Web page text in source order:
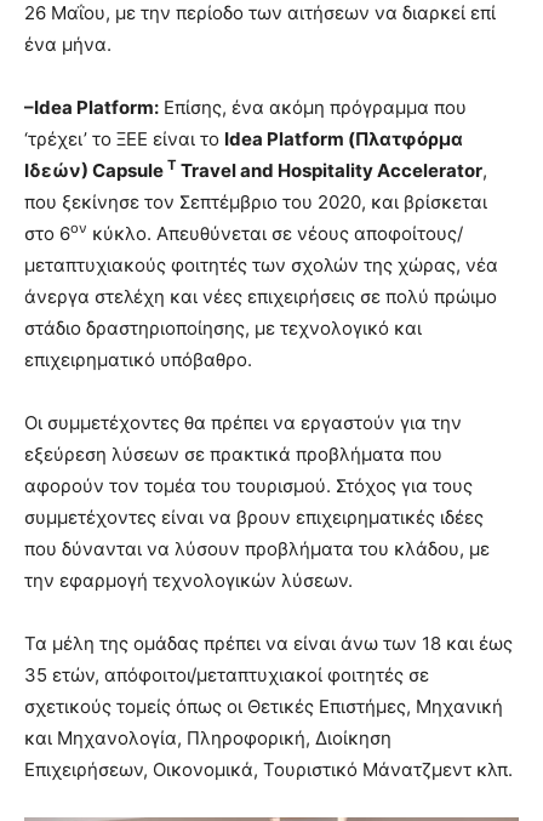
26 Μαΐου, με την περίοδο των αιτήσεων να διαρκεί επί
ένα μήνα.
–Idea Platform: Επίσης, ένα ακόμη πρόγραμμα που
‘τρέχει’ το ΞΕΕ είναι το Idea Platform (Πλατφόρμα
Ιδεών) Capsule T Traveland HospitalityAccelerator,
που ξεκίνησε τον Σεπτέμβριο του 2020, και βρίσκεται
στο 6ον κύκλο. Απευθύνεται σε νέους αποφοίτους/
μεταπτυχιακούς φοιτητές των σχολών της χώρας, νέα
άνεργα στελέχη και νέες επιχειρήσεις σε πολύ πρώιμο
στάδιο δραστηριοποίησης, με τεχνολογικό και
επιχειρηματικό υπόβαθρο.
Οι συμμετέχοντες θα πρέπει να εργαστούν για την
εξεύρεση λύσεων σε πρακτικά προβλήματα που
αφορούν τον τομέα του τουρισμού. Στόχος για τους
συμμετέχοντες είναι να βρουν επιχειρηματικές ιδέες
που δύνανται να λύσουν προβλήματα του κλάδου, με
την εφαρμογή τεχνολογικών λύσεων.
Τα μέλη της ομάδας πρέπει να είναι άνω των 18 και έως
35 ετών, απόφοιτοι/μεταπτυχιακοί φοιτητές σε
σχετικούς τομείς όπως οι Θετικές Επιστήμες, Μηχανική
και Μηχανολογία, Πληροφορική, Διοίκηση
Επιχειρήσεων, Οικονομικά, Τουριστικό Μάνατζμεντ κλπ.